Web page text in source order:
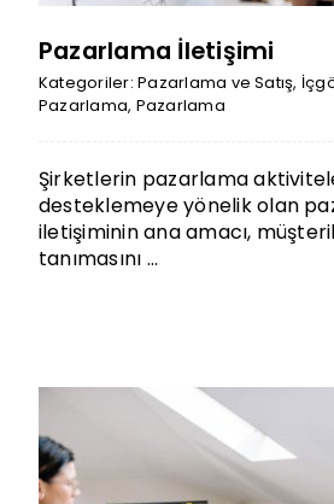
Pazarlama İletişimi
Kategoriler:Pazarlama ve Satış,
Pazarlama, Pazarlama
Şirketlerin pazarlama
desteklemeye yönelik olan
iletişiminin ana amacı,
tanımasını ...